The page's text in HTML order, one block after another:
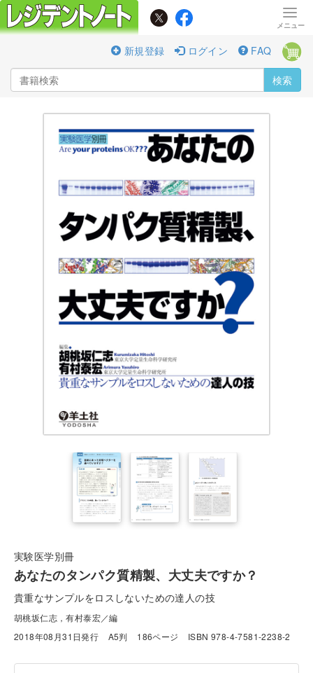
新規登録 ログイン FAQ
検索
実験医学別冊
あなたのタンパク質精製、大丈夫ですか？
貴重なサンプルをロスしないための達人の技
胡桃坂仁志，有村泰宏／編
2018年08月31日発行
A5判 186ページ ISBN 978-4-7581-2238-2